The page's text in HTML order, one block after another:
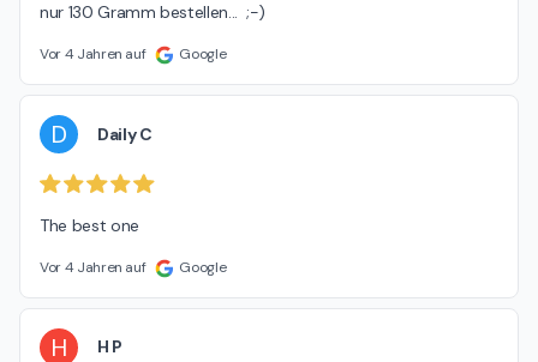
nur 130 Gramm bestellen...  ;-)
Vor 4 Jahren auf Google
D Daily C
The best one
Vor 4 Jahren auf Google
H H P